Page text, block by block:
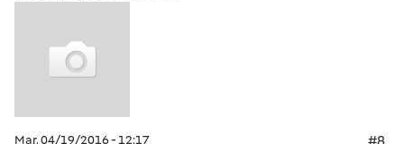
Mar, 04/19/2016 - 12:17